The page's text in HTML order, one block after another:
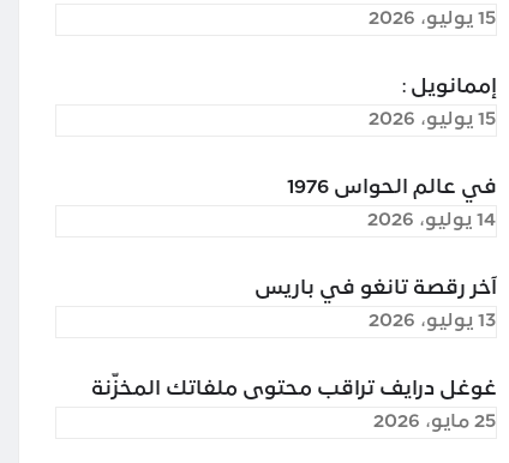
15 يوليو، 2026
إممانويل :
15 يوليو، 2026
في عالم الحواس 1976
14 يوليو، 2026
آخر رقصة تانغو في باريس
13 يوليو، 2026
غوغل درايف تراقب محتوى ملفاتك المخزّنة
25 مايو، 2026